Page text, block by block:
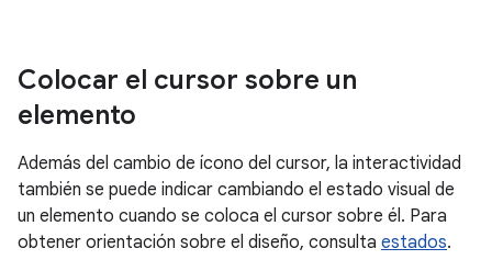
Colocar el cursor sobre un
elemento
Además del cambio de ícono del cursor, la interactividad
también se puede indicar cambiando el estado visual de
un elemento cuando se coloca el cursor sobre él. Para
obtener orientación sobre el diseño, consulta estados.